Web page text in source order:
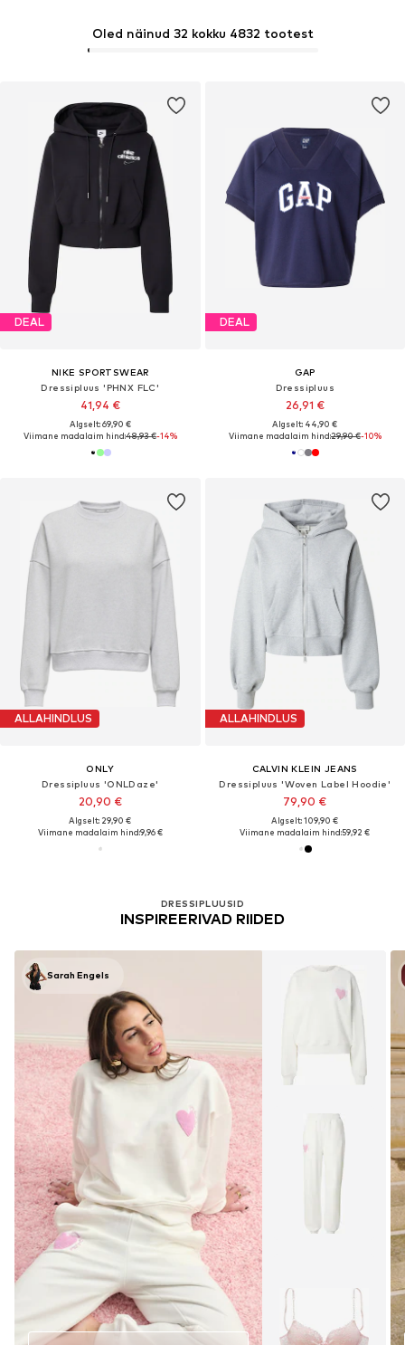
DEAL
NIKE SPORTSWEAR
Dressipluus 'PHNX FLC'
41,94 €
Algselt: 69,90 €
Viimane madalaim hind:48,93 €-14%
DEAL
GAP
Dressipluus
26,91 €
Algselt: 44,90 €
Viimane madalaim hind:29,90 €-10%
ALLAHINDLUS
ONLY
Dressipluus 'ONLDaze'
20,90 €
Algselt: 29,90 €
Viimane madalaim hind:9,96 €
Oled näinud 32 kokku 4832 tootest
ALLAHINDLUS
CALVIN KLEIN JEANS
Dressipluus 'Woven Label Hoodie'
79,90 €
Algselt: 109,90 €
Viimane madalaim hind:59,92 €
DRESSIPLUUSID
INSPIREERIVAD RIIDED
Sarah Engels